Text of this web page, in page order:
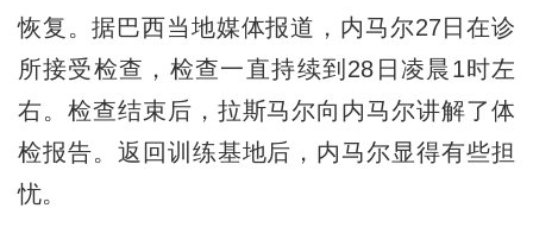
恢复。据巴西当地媒体报道，内马尔27日在诊
所接受检查，检查一直持续到28日凌晨1时左
右。检查结束后，拉斯马尔向内马尔讲解了体
检报告。返回训练基地后，内马尔显得有些担
忧。